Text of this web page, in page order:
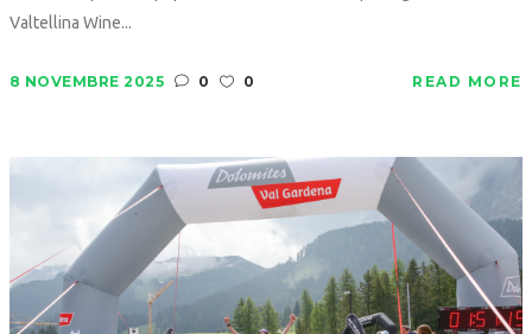
Valtellina Wine...
8 NOVEMBRE 2025 0 0 READ MORE